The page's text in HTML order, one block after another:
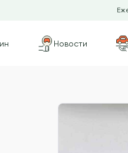
Новости